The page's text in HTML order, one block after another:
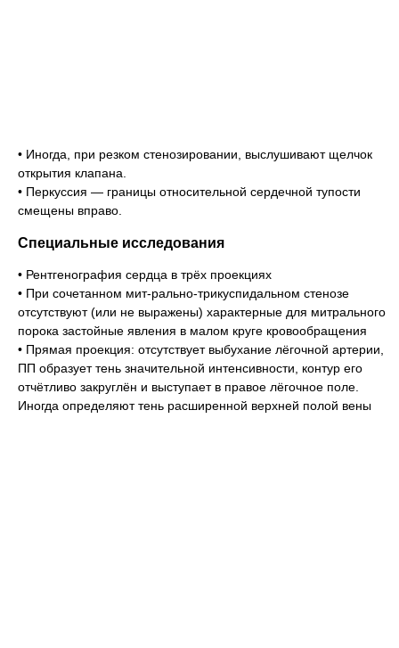
• Иногда, при резком стенозировании, выслушивают щелчок
открытия клапана.
• Перкуссия — границы относительной сердечной тупости
смещены вправо.
Специальные исследования
• Рентгенография сердца в трёх проекциях
• При сочетанном мит-рально-трикуспидальном стенозе
отсутствуют (или не выражены) характерные для митрального
порока застойные явления в малом круге кровообращения
• Прямая проекция: отсутствует выбухание лёгочной артерии,
ПП образует тень значительной интенсивности, контур его
отчётливо закруглён и выступает в правое лёгочное поле.
Иногда определяют тень расширенной верхней полой вены